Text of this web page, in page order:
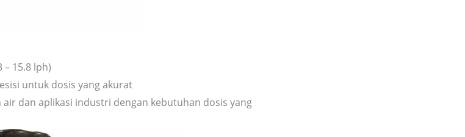
– 15.8 lph)
untuk dosis yang akurat
air dan aplikasi industri dengan kebutuhan dosis yang